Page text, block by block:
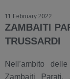
11 February 2022
ZAMBAITI
TRUSSARDI
Nell’ambito
Zambaiti